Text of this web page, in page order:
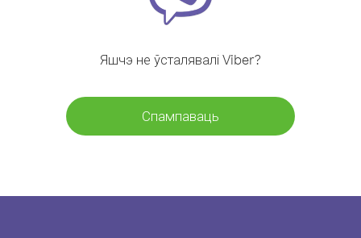
Яшчэ не ўсталявалі Viber?
Спампаваць